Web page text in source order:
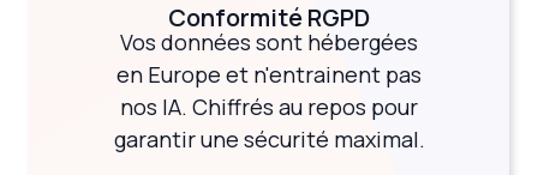
Conformité RGPD
Vos données sont hébergées
en Europe et n'entrainent pas
nos IA. Chiffrés au repos pour
garantir une sécurité maximal.